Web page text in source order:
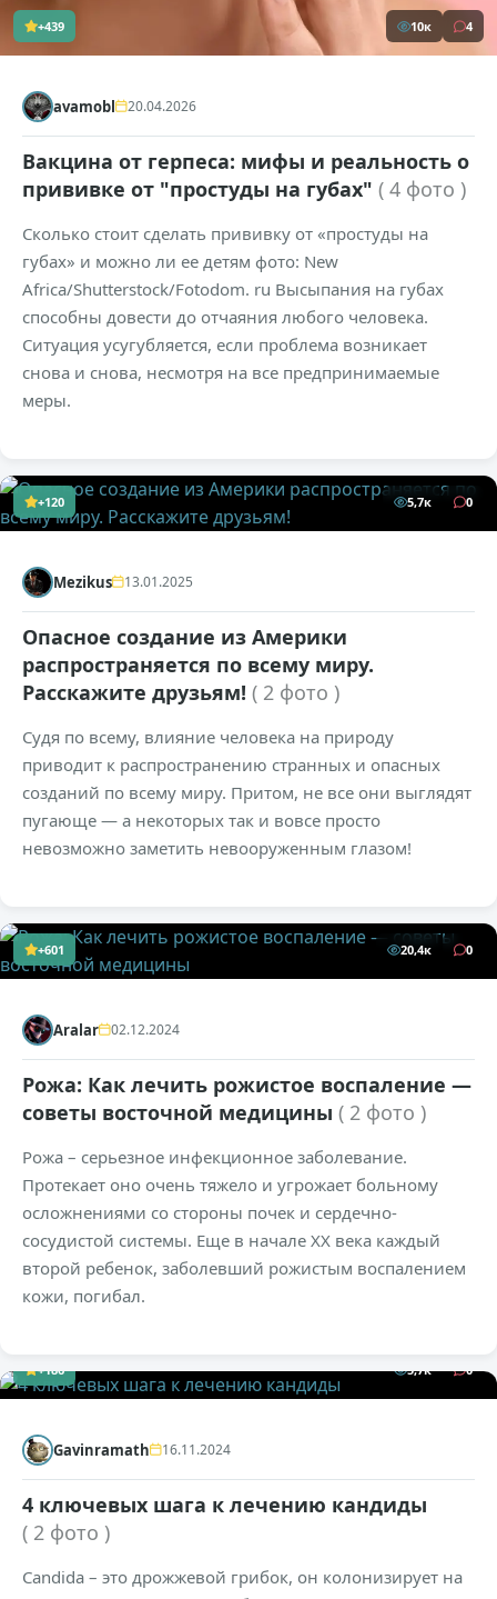
+439 10к 4
avamobl 20.04.2026
Вакцина от герпеса: мифы и реальность о
прививке от "простуды на губах" ( 4 фото )
Сколько стоит сделать прививку от «простуды на
губах» и можно ли ее детям фото: New
Africa/Shutterstock/Fotodom. ru Высыпания на губах
способны довести до отчаяния любого человека.
Ситуация усугубляется, если проблема возникает
снова и снова, несмотря на все предпринимаемые
меры.
+120 5,7к 0
Mezikus 13.01.2025
Опасное создание из Америки
распространяется по всему миру.
Расскажите друзьям! ( 2 фото )
Судя по всему, влияние человека на природу
приводит к распространению странных и опасных
созданий по всему миру. Притом, не все они выглядят
пугающе — а некоторых так и вовсе просто
невозможно заметить невооруженным глазом!
+601 20,4к 0
Aralar 02.12.2024
Рожа: Как лечить рожистое воспаление —
советы восточной медицины ( 2 фото )
Рожа – серьезное инфекционное заболевание.
Протекает оно очень тяжело и угрожает больному
осложнениями со стороны почек и сердечно-
сосудистой системы. Еще в начале XX века каждый
второй ребенок, заболевший рожистым воспалением
кожи, погибал.
+186 5,7к 0
Gavinramath 16.11.2024
4 ключевых шага к лечению кандиды
( 2 фото )
Candida – это дрожжевой грибок, он колонизирует на